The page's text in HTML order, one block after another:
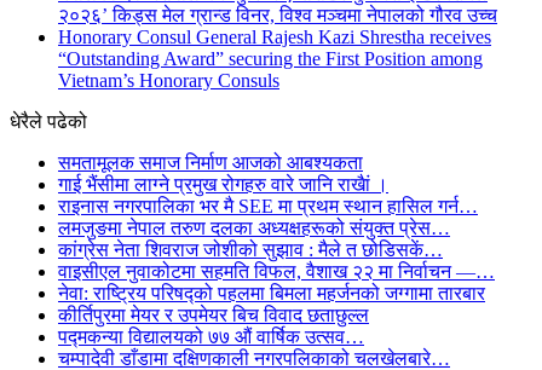
२०२६’ किड्स मेल ग्रान्ड विनर, विश्व मञ्चमा नेपालको गौरव उच्च
Honorary Consul General Rajesh Kazi Shrestha receives
“Outstanding Award” securing the First Position among
Vietnam’s Honorary Consuls
धेरैले पढेको
समतामूलक समाज निर्माण आजको आबश्यकता
गाई भैंसीमा लाग्ने प्रमुख रोगहरु वारे जानि राखैां ।
राइनास नगरपालिका भर मै SEE मा प्रथम स्थान हासिल गर्न…
लमजुङमा नेपाल तरुण दलका अध्यक्षहरूको संयुक्त प्रेस…
कांग्रेस नेता शिवराज जोशीको सुझाव : मैले त छोडिसकें…
वाइसीएल नुवाकोटमा सहमति विफल, वैशाख २२ मा निर्वाचन —…
नेवा: राष्ट्रिय परिषद्को पहलमा बिमला महर्जनको जग्गामा तारबार
कीर्तिपुरमा मेयर र उपमेयर बिच विवाद छताछुल्ल
पद्मकन्या विद्यालयको ७७ औं ‌‌वार्षिक ‌उत्सव…
चम्पादेवी डाँडामा दक्षिणकाली नगरपलिकाको चलखेलबारे…